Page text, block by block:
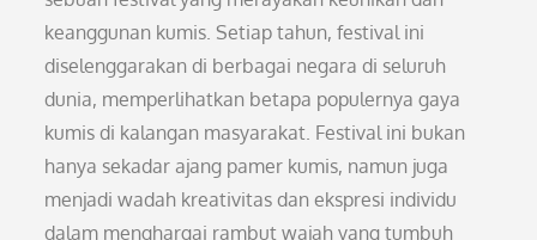
keanggunan kumis. Setiap tahun, festival ini
diselenggarakan di berbagai negara di seluruh
dunia, memperlihatkan betapa populernya gaya
kumis di kalangan masyarakat. Festival ini bukan
hanya sekadar ajang pamer kumis, namun juga
menjadi wadah kreativitas dan ekspresi individu
dalam menghargai rambut wajah yang tumbuh